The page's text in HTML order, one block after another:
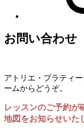
お問い合わせ
アトリエ・プラティ
ームからどうぞ。
レッスンのご予約が
地図をお知らせいた